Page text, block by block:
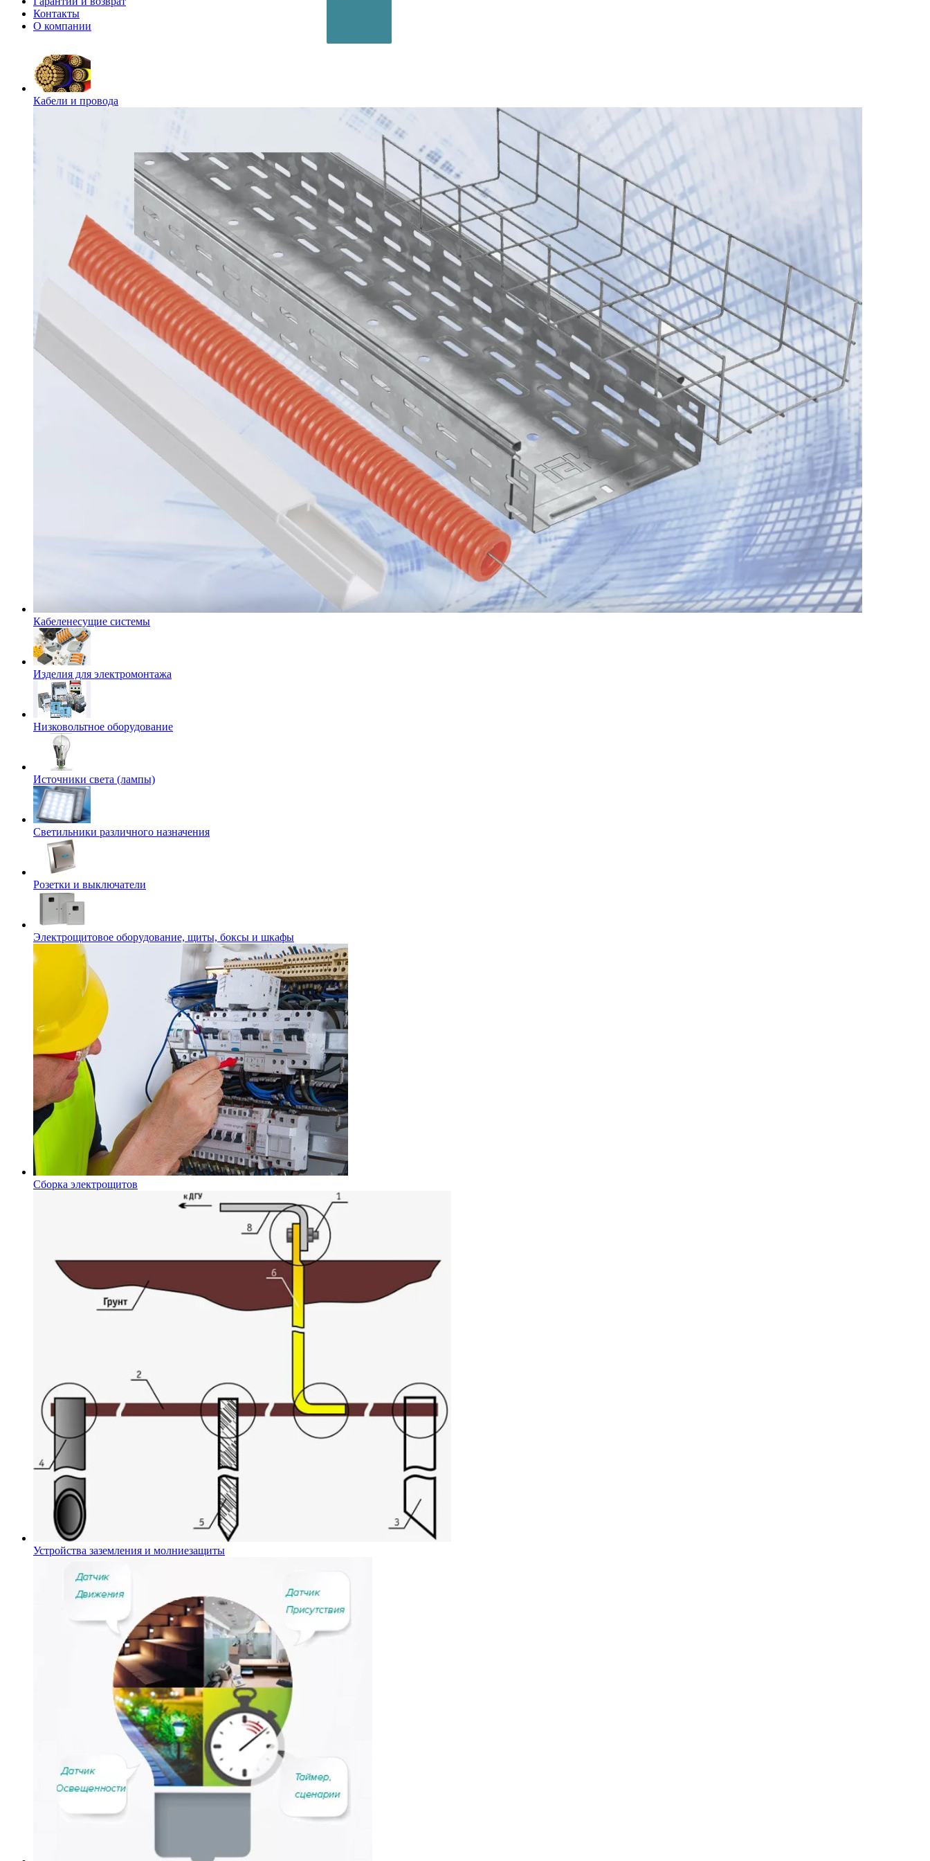
Контакты
О компании
Кабели и провода
Кабеленесущие системы
Изделия для электромонтажа
Низковольтное оборудование
Источники света (лампы)
Светильники различного назначения
Розетки и выключатели
Электрощитовое оборудование, щиты, боксы и шкафы
Сборка электрощитов
Устройства заземления и молниезащиты